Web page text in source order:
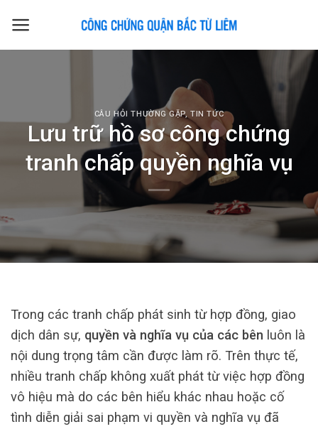
CÂU HỎI THƯỜNG GẶP,TIN TỨC
Lưu trữ hồ sơ công chứng
tranh chấp quyền nghĩa vụ
Trong các tranh chấp phát sinh từ hợp đồng, giao
dịch dân sự, quyền và nghĩa vụ của các bên luôn là
nội dung trọng tâm cần được làm rõ. Trên thực tế,
nhiều tranh chấp không xuất phát từ việc hợp đồng
vô hiệu mà do các bên hiểu khác nhau hoặc cố
tình diễn giải sai phạm vi quyền và nghĩa vụ đã